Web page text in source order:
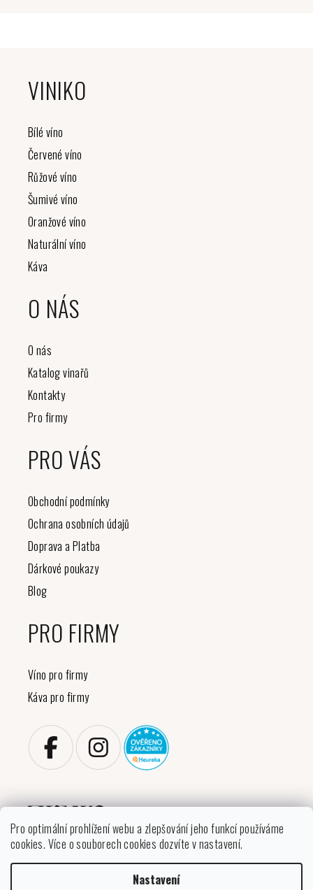
Pro optimální prohlížení webu a zlepšování jeho funkcí používáme
cookies. Více o souborech cookies dozvíte v nastavení.
Nastavení
VINIKO
Bílé víno
Červené víno
Růžové víno
Šumivé víno
Oranžové víno
Naturální víno
Káva
O NÁS
O nás
Katalog vinařů
Kontakty
Pro firmy
PRO VÁS
Obchodní podmínky
Ochrana osobních údajů
Doprava a Platba
Dárkové poukazy
Blog
PRO FIRMY
Víno pro firmy
Káva pro firmy
Copyright 2026VINIKO. Všechna práva vyhrazena.
Upravit nastavení cookies